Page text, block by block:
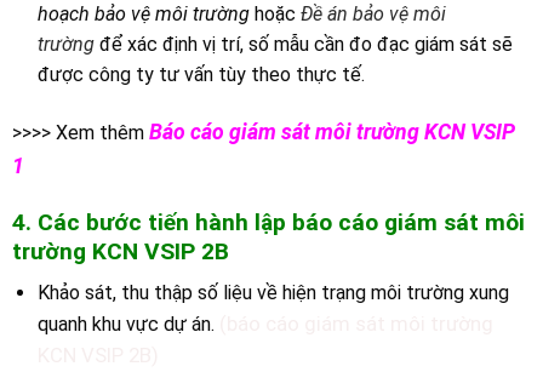
hoạch bảo vệ môi trường hoặc Đề án bảo vệ môi
trườngđể xác định vị trí, số mẫu cần đo đạc giám sát sẽ
được công ty tư vấn tùy theo thực tế.
>>>> Xem thêm Báo cáo giám sát môi trường KCN VSIP
1
4. Các bước tiến hành lập báo cáo giám sát môi
trường KCN VSIP 2B
Khảo sát, thu thập số liệu về hiện trạng môi trường xung
quanh khu vực dự án.